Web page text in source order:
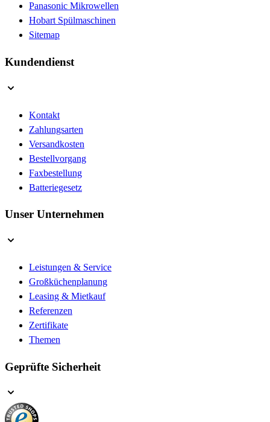
Panasonic Mikrowellen
Hobart Spülmaschinen
Sitemap
Kundendienst
Kontakt
Zahlungsarten
Versandkosten
Bestellvorgang
Faxbestellung
Batteriegesetz
Unser Unternehmen
Leistungen & Service
Großküchenplanung
Leasing & Mietkauf
Referenzen
Zertifikate
Themen
Geprüfte Sicherheit